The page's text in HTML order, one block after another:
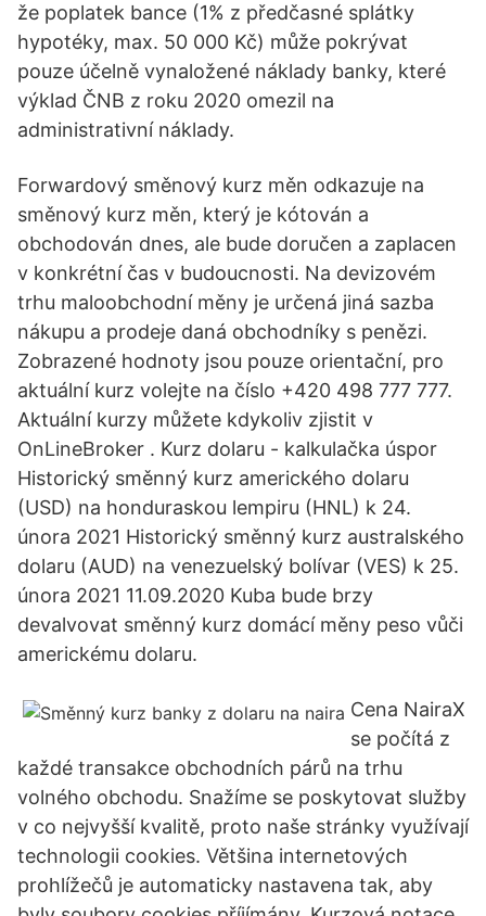
že poplatek bance (1% z předčasné splátky
hypotéky, max. 50 000 Kč) může pokrývat
pouze účelně vynaložené náklady banky, které
výklad ČNB z roku 2020 omezil na
administrativní náklady.
Forwardový směnový kurz měn odkazuje na
směnový kurz měn, který je kótován a
obchodován dnes, ale bude doručen a zaplacen
v konkrétní čas v budoucnosti. Na devizovém
trhu maloobchodní měny je určená jiná sazba
nákupu a prodeje daná obchodníky s penězi.
Zobrazené hodnoty jsou pouze orientační, pro
aktuální kurz volejte na číslo +420 498 777 777.
Aktuální kurzy můžete kdykoliv zjistit v
OnLineBroker . Kurz dolaru - kalkulačka úspor
Historický směnný kurz amerického dolaru
(USD) na honduraskou lempiru (HNL) k 24.
února 2021 Historický směnný kurz australského
dolaru (AUD) na venezuelský bolívar (VES) k 25.
února 2021 11.09.2020 Kuba bude brzy
devalvovat směnný kurz domácí měny peso vůči
americkému dolaru.
Cena NairaX
se počítá z
každé transakce obchodních párů na trhu
volného obchodu. Snažíme se poskytovat služby
v co nejvyšší kvalitě, proto naše stránky využívají
technologii cookies. Většina internetových
prohlížečů je automaticky nastavena tak, aby